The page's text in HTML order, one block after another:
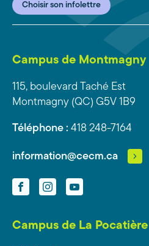
Choisir son infolettre
Campus de Montmagny
115, boulevard Taché Est
Montmagny (QC) G5V 1B9
Téléphone : 418 248-7164
information@cecm.ca
FacebookInstagramYouTube
Campus de La Pocatière